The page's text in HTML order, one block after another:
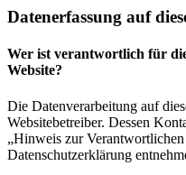
Datenerfassung auf
Wer ist verantwortlich für
Website?
Die Datenverarbeitung auf
Websitebetreiber. Dessen
„Hinweis zur
Datenschutzerklärung